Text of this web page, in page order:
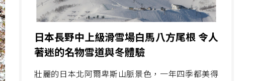
日本長野中上級滑雪場白馬八方尾根 令人
著迷的名物雪道與冬體驗
壯麗的日本北阿爾卑斯山脈景色，一年四季都美得